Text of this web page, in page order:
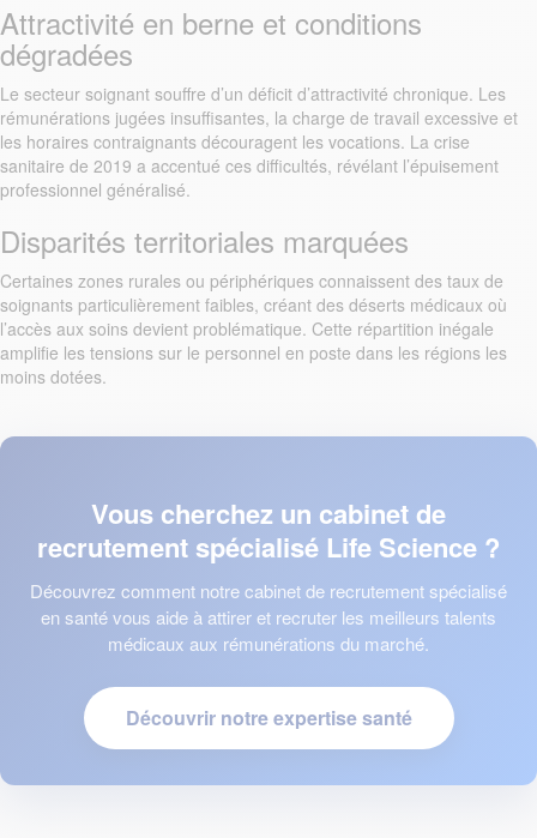
Attractivité en berne et conditions
dégradées
Le secteur soignant souffre d’un déficit d’attractivité chronique. Les
rémunérations jugées insuffisantes, la charge de travail excessive et
les horaires contraignants découragent les vocations. La crise
sanitaire de 2019 a accentué ces difficultés, révélant l’épuisement
professionnel généralisé.
Disparités territoriales marquées
Certaines zones rurales ou périphériques connaissent des taux de
soignants particulièrement faibles, créant des déserts médicaux où
l’accès aux soins devient problématique. Cette répartition inégale
amplifie les tensions sur le personnel en poste dans les régions les
moins dotées.
Vous cherchez un cabinet de
recrutement spécialisé Life Science ?
Découvrez comment notre cabinet de recrutement spécialisé
en santé vous aide à attirer et recruter les meilleurs talents
médicaux aux rémunérations du marché.
Découvrir notre expertise santé